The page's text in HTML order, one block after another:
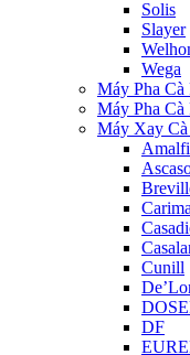
Solis
Slayer
Wega
Máy Pha
Máy Pha
Máy Xay Cà
Amalfi
Cunill
DF